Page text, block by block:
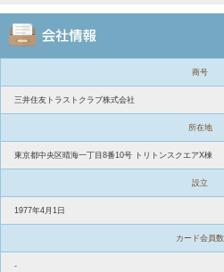
商号
三井住友トラストクラブ株式会社
所在地
東京都中央区晴海一丁目8番10号 トリトンスクエアX棟
設立
1977年4月1日
カード会員数
-